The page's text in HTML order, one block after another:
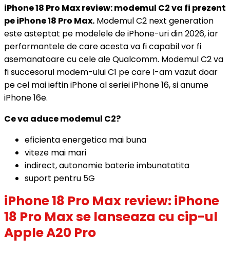
iPhone 18 Pro Max review: modemul C2 va fi prezent
pe iPhone 18 Pro Max. Modemul C2 next generation
este asteptat pe modelele de iPhone-uri din 2026, iar
performantele de care acesta va fi capabil vor fi
asemanatoare cu cele ale Qualcomm. Modemul C2 va
fi succesorul modem-ului C1 pe care l-am vazut doar
pe cel mai ieftin iPhone al seriei iPhone 16, si anume
iPhone 16e.
Ce va aduce modemul C2?
eficienta energetica mai buna
viteze mai mari
indirect, autonomie baterie imbunatatita
suport pentru 5G
iPhone 18 Pro Max review: iPhone
18 Pro Max se lanseaza cu cip-ul
Apple A20 Pro